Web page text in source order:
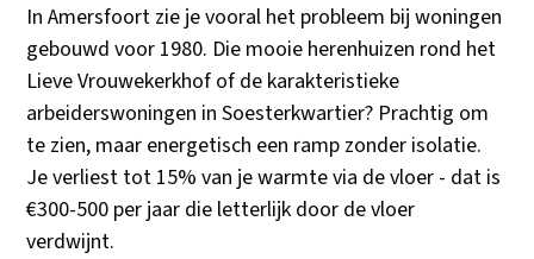
In Amersfoort zie je vooral het probleem bij woningen
gebouwd voor 1980. Die mooie herenhuizen rond het
Lieve Vrouwekerkhof of de karakteristieke
arbeiderswoningen in Soesterkwartier? Prachtig om
te zien, maar energetisch een ramp zonder isolatie.
Je verliest tot 15% van je warmte via de vloer - dat is
€300-500 per jaar die letterlijk door de vloer
verdwijnt.